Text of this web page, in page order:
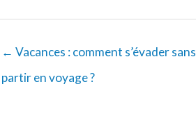
← Vacances : comment s’évader sans
partir en voyage ?